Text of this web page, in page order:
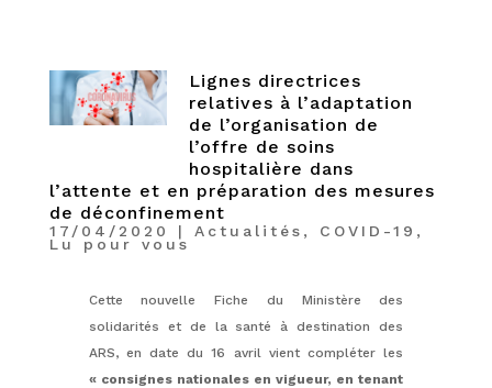
Lignes directrices
relatives à l’adaptation
de l’organisation de
l’offre de soins
hospitalière dans
l’attente et en préparation des mesures
de déconfinement
17/04/2020 | Actualités , COVID-19 ,
Lu pour vous
Cette nouvelle Fiche du Ministère des
solidarités et de la santé à destination des
ARS, en date du 16 avril vient compléter les
« consignes nationales en vigueur, en tenant